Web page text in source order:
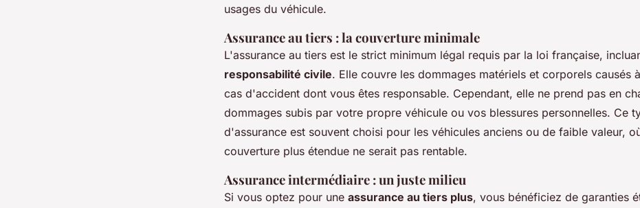
usages du véhicule.
Assurance au tiers : la couverture minimale
L'assurance au tiers est le strict minimum légal requis par la loi française,
responsabilité civile. Elle couvre les dommages matériels et corporels causés
cas d'accident dont vous êtes responsable. Cependant, elle ne prend pas en
dommages subis par votre propre véhicule ou vos blessures personnelles. Ce
d'assurance est souvent choisi pour les véhicules anciens ou de faible valeur,
couverture plus étendue ne serait pas rentable.
Assurance intermédiaire : un juste milieu
Si vous optez pour une assurance au tiers plus, vous bénéficiez de garanties